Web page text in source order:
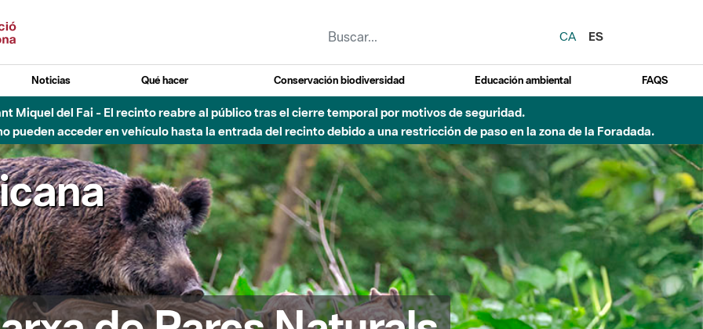
CA
ES
Noticias Qué hacer Conservación biodiversidad Educación ambiental FAQS
Miquel del Fai - El recinto reabre al público tras el cierre temporal por motivos de seguridad.
pueden acceder en vehículo hasta la entrada del recinto debido a una restricción de paso en la zona de la Foradada.